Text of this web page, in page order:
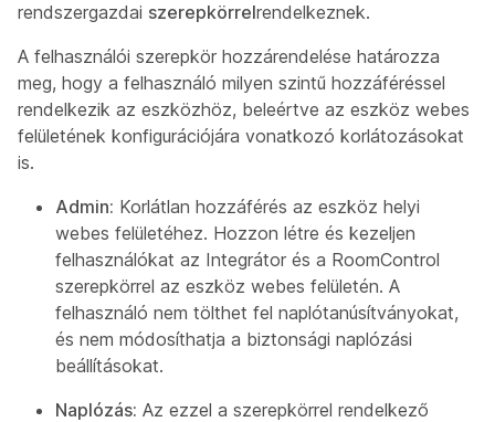
rendszergazdai szerepkörrelrendelkeznek.
A felhasználói szerepkör hozzárendelése határozza
meg, hogy a felhasználó milyen szintű hozzáféréssel
rendelkezik az eszközhöz, beleértve az eszköz webes
felületének konfigurációjára vonatkozó korlátozásokat
is.
Admin: Korlátlan hozzáférés az eszköz helyi
webes felületéhez. Hozzon létre és kezeljen
felhasználókat az Integrátor és a RoomControl
szerepkörrel az eszköz webes felületén. A
felhasználó nem tölthet fel naplótanúsítványokat,
és nem módosíthatja a biztonsági naplózási
beállításokat.
Naplózás: Az ezzel a szerepkörrel rendelkező